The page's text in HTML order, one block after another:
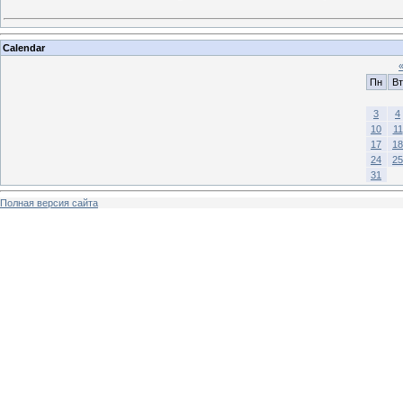
Calendar
«
Пн
Вт
3
4
10
11
17
18
24
25
31
Полная версия сайта